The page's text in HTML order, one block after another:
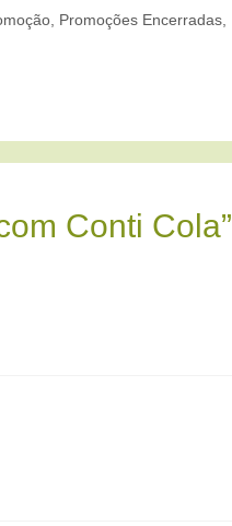
Promoções Encerradas
Conti Cola”